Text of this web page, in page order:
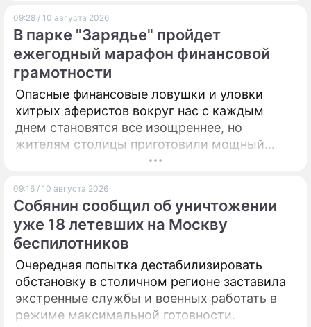
09:28 / 10 августа 2026
В парке "Зарядье" пройдет
ежегодный марафон финансовой
грамотности
Опасные финансовые ловушки и уловки
хитрых аферистов вокруг нас с каждым
днем становятся все изощреннее, но
жителям столицы приготовили мощный
симметричный ответ.
09:16 / 10 августа 2026
Собянин сообщил об уничтожении
уже 18 летевших на Москву
беспилотников
Очередная попытка дестабилизировать
обстановку в столичном регионе заставила
экстренные службы и военных работать в
режиме максимальной готовности.